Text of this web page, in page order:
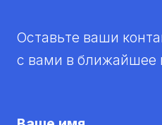
Оставьте ваши
с вами в ближайшее